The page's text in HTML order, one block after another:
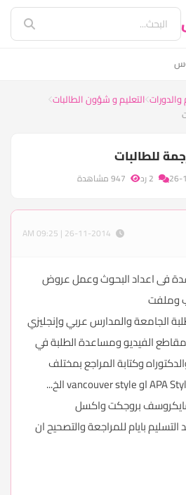
والدورات التعليم و شؤون الطالبات
للطالبات
فى اعداد البحوث وعمل عروض
وملفت
الجامعة والمدارس عربي وإنجليزي
الفيديو ومساعدة الطلبة في
وكتابة المراجع بمختلف
بروجكت واكسل
بايام للمراجعة والتصحيح ان